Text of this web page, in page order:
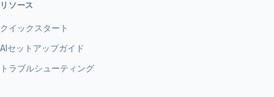
リソース
クイックスタート
AIセットアップガイド
トラブルシューティング